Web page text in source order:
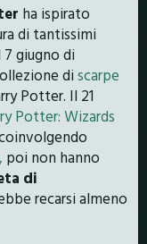
ha ispirato
di tantissimi
giugno di
discarpe
Potter. Il 21
Potter: Wizards
poi non hanno
di
recarsi almeno